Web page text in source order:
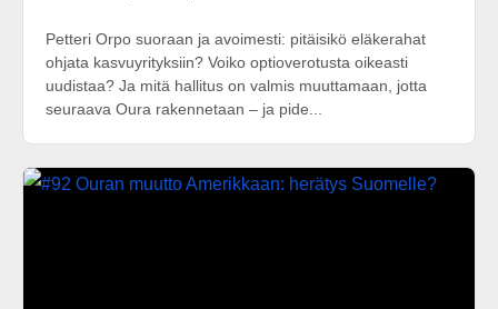
Petteri Orpo suoraan ja avoimesti: pitäisikö eläkerahat
ohjata kasvuyrityksiin? Voiko optioverotusta oikeasti
uudistaa? Ja mitä hallitus on valmis muuttamaan, jotta
seuraava Oura rakennetaan – ja pide...